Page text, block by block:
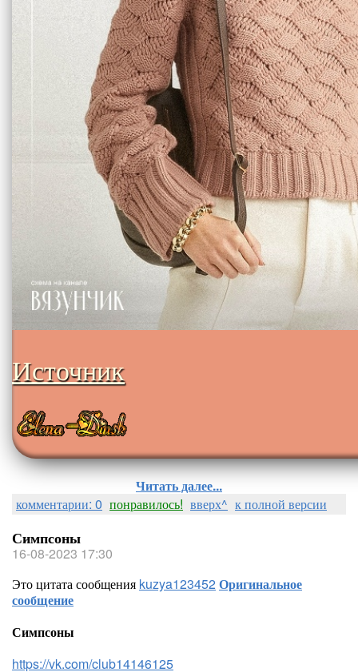
Источник
Читать далее...
комментарии: 0 понравилось! вверх^ к полной версии
Симпсоны
16-08-2023 17:30
Это цитата сообщения kuzya123452Оригинальное
сообщение
Симпсоны
https://vk.com/club14146125